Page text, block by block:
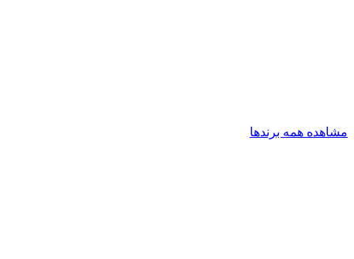
مشاهده همه برندها